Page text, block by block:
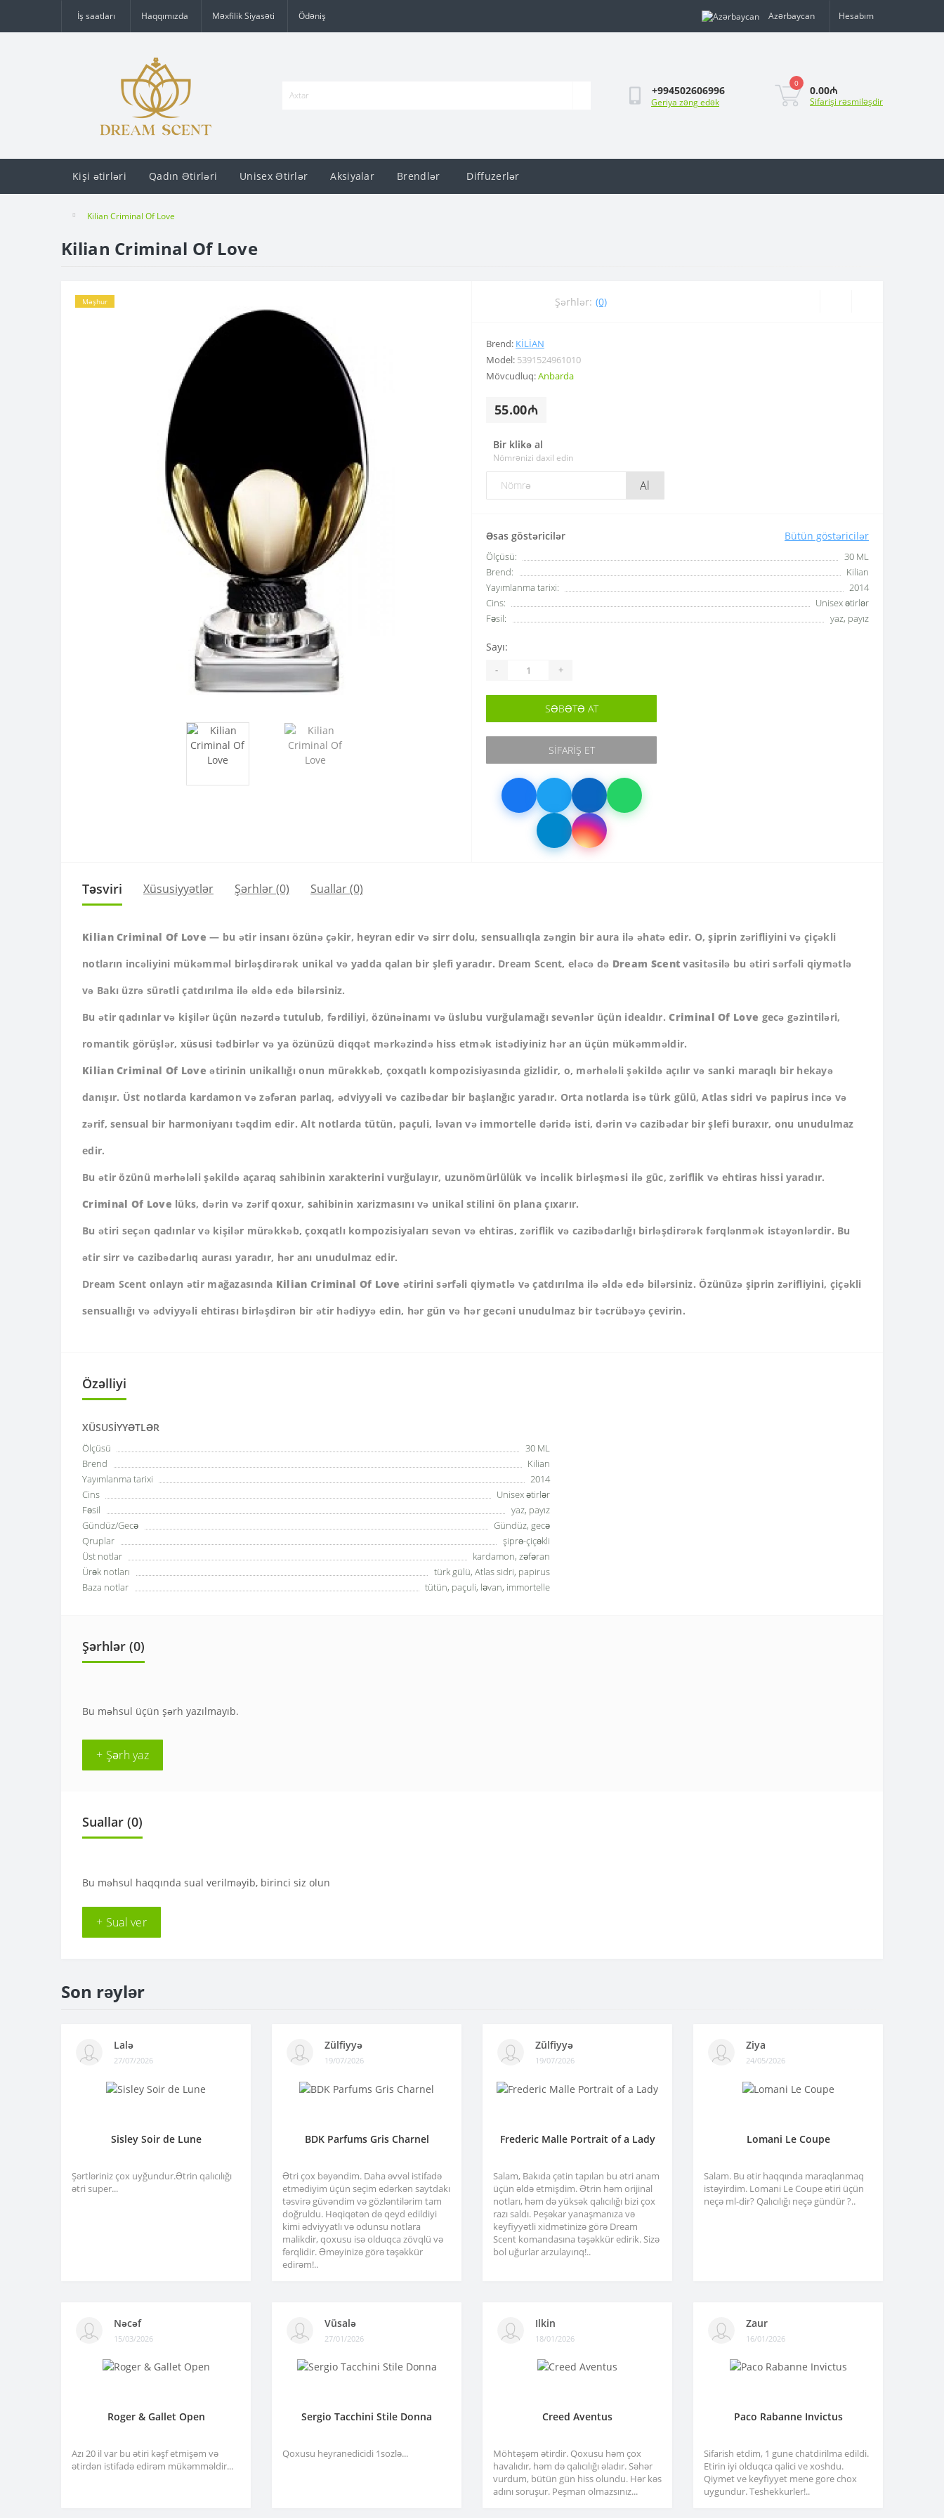
İş saatları Haqqımızda Məxfilik Siyasəti Ödəniş Azərbaycan Hesabım
+994502606996
Geriya zəng edək
0
0.00₼
Sifarişi rəsmiləşdir
Kişi ətirləri Qadın Ətirləri Unisex Ətirlər Aksiyalar Brendlər Diffuzerlər
Kilian Criminal Of Love
Kilian Criminal Of Love
Məşhur Şərhlər: (0)
Brend: KILIAN
Model: 5391524961010
Mövcudluq:Anbarda
55.00₼
Bir klikə al
Nömrənizi daxil edin
Al
Əsas göstəricilər Bütün göstəricilər
Ölçüsü:
30 ML
Brend:
Kilian
Yayımlanma tarixi:
2014
Cins:
Unisex ətirlər
Fəsil:
yaz, payız
Sayı:
- +
SƏBƏTƏ AT
SIFARIŞ ET
Təsviri Xüsusiyyətlər Şərhlər (0) Suallar(0)
Kilian Criminal Of Love — bu ətir insanı özünə çəkir, heyran edir və sirr dolu, sensuallıqla zəngin bir aura ilə əhatə edir. O, şiprin zərifliyini və çiçəkli
notların incəliyini mükəmməl birləşdirərək unikal və yadda qalan bir şlefi yaradır. Dream Scent, eləcə də Dream Scent vasitəsilə bu ətiri sərfəli qiymətlə
və Bakı üzrə sürətli çatdırılma ilə əldə edə bilərsiniz.
Bu ətir qadınlar və kişilər üçün nəzərdə tutulub, fərdiliyi, özünəinamı və üslubu vurğulamağı sevənlər üçün idealdır.Criminal Of Love gecə gəzintiləri,
romantik görüşlər, xüsusi tədbirlər və ya özünüzü diqqət mərkəzində hiss etmək istədiyiniz hər an üçün mükəmməldir.
Kilian Criminal Of Love ətirinin unikallığı onun mürəkkəb, çoxqatlı kompozisiyasında gizlidir, o, mərhələli şəkildə açılır və sanki maraqlı bir hekayə
danışır. Üst notlarda kardamon və zəfəran parlaq, ədviyyəli və cazibədar bir başlanğıc yaradır. Orta notlarda isə türk gülü, Atlas sidri və papirus incə və
zərif, sensual bir harmoniyanı təqdim edir. Alt notlarda tütün, paçuli, ləvan və immortelle dəridə isti, dərin və cazibədar bir şlefi buraxır, onu unudulmaz
edir.
Bu ətir özünü mərhələli şəkildə açaraq sahibinin xarakterini vurğulayır, uzunömürlülük və incəlik birləşməsi ilə güc, zəriflik və ehtiras hissi yaradır.
Criminal Of Love lüks, dərin və zərif qoxur, sahibinin xarizmasını və unikal stilini ön plana çıxarır.
Bu ətiri seçən qadınlar və kişilər mürəkkəb, çoxqatlı kompozisiyaları sevən və ehtiras, zəriflik və cazibədarlığı birləşdirərək fərqlənmək istəyənlərdir. Bu
ətir sirr və cazibədarlıq aurası yaradır, hər anı unudulmaz edir.
Dream Scent onlayn ətir mağazasında Kilian Criminal Of Love ətirini sərfəli qiymətlə və çatdırılma ilə əldə edə bilərsiniz. Özünüzə şiprin zərifliyini, çiçəkli
sensuallığı və ədviyyəli ehtirası birləşdirən bir ətir hədiyyə edin, hər gün və hər gecəni unudulmaz bir təcrübəyə çevirin.
Özəlliyi
XÜSUSIYYƏTLƏR
Ölçüsü
30 ML
Brend
Kilian
Yayımlanma tarixi
2014
Cins
Unisex ətirlər
Fəsil
yaz, payız
Gündüz/Gecə
Gündüz, gecə
Qruplar
şiprə-çiçəkli
Üst notlar
kardamon, zəfəran
Ürək notları
türk gülü, Atlas sidri, papirus
Baza notlar
tütün, paçuli, ləvan, immortelle
Şərhlər (0)
Bu məhsul üçün şərh yazılmayıb.
+ Şərh yaz
Suallar (0)
Bu məhsul haqqında sual verilməyib, birinci siz olun
+ Sual ver
Son rəylər
Lalə
27/07/2026
Sisley Soir de Lune
Şərtləriniz çox uyğundur.Ətrin qalıcılığı
ətri super...
Zülfiyyə
19/07/2026
BDK Parfums Gris Charnel
Ətri çox bəyəndim. Daha əvvəl istifadə
etmədiyim üçün seçim edərkən saytdakı
təsvirə güvəndim və gözləntilərim tam
doğruldu. Həqiqətən də qeyd edildiyi
kimi ədviyyatlı və odunsu notlara
malikdir, qoxusu isə olduqca zövqlü və
fərqlidir. Əməyinizə görə təşəkkür
edirəm!..
Zülfiyyə
19/07/2026
Frederic Malle Portrait of a Lady
Salam, Bakıda çətin tapılan bu ətri anam
üçün əldə etmişdim. Ətrin həm orijinal
notları, həm də yüksək qalıcılığı bizi çox
razı saldı. Peşəkar yanaşmanıza və
keyfiyyətli xidmətinizə görə Dream
Scent komandasına təşəkkür edirik. Sizə
bol uğurlar arzulayırıq!..
Ziya
24/05/2026
Lomani Le Coupe
Salam. Bu ətir haqqında maraqlanmaq
istəyirdim. Lomani Le Coupe ətiri üçün
neçə ml-dir? Qalıcılığı neçə gündür ?..
Nəcəf
15/03/2026
Roger & Gallet Open
Azı 20 il var bu ətiri kəşf etmişəm və
ətirdən istifadə edirəm mükəmməldir...
Vüsalə
27/01/2026
Sergio Tacchini Stile Donna
Qoxusu heyranedicidi 1sozlə...
Ilkin
18/01/2026
Creed Aventus
Möhtəşəm ətirdir. Qoxusu həm çox
havalıdır, həm də qalıcılığı əladır. Səhər
vurdum, bütün gün hiss olundu. Hər kəs
adını soruşur. Peşman olmazsınız...
Zaur
16/01/2026
Paco Rabanne Invictus
Sifarish etdim, 1 gune chatdirilma edildi.
Etirin iyi olduqca qalici ve xoshdu.
Qiymet ve keyfiyyet mene gore chox
uygundur. Teshekkurler!..